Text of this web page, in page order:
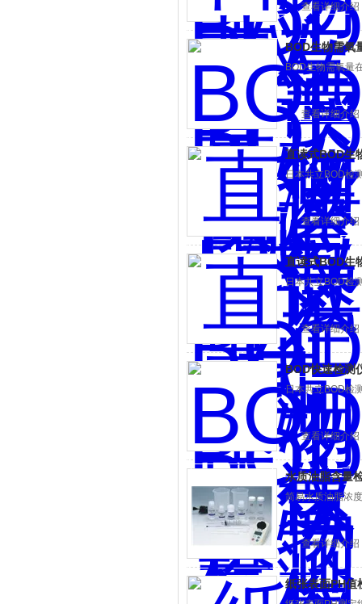
查看详细介绍
BOD生物需氧
BOD生物需氧量
查看详细介绍
直读式BOD生
日本共立BOD检
查看详细介绍
直读式BOD生
日本共立BOD检
查看详细介绍
BOD快速检测
日本共立BOD检
查看详细介绍
水质油脂含量
简易水质油脂浓
查看详细介绍
纸张表面PH值